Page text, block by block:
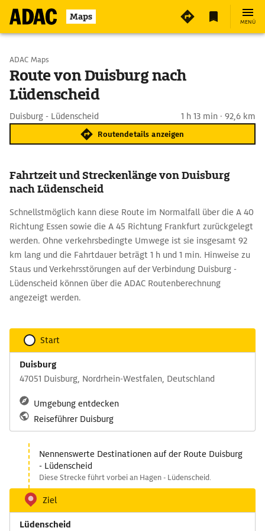
Maps MENÜ
Start wählen
Ziel eingeben
ADAC Maps
Route von Duisburg nach
Lüdenscheid
Duisburg - Lüdenscheid 1 h 13 min · 92,6 km
Routendetails anzeigen
Fahrtzeit und Streckenlänge von Duisburg
nach Lüdenscheid
Schnellstmöglich kann diese Route im Normalfall über die A 40
Richtung Essen sowie die A 45 Richtung Frankfurt zurückgelegt
werden. Ohne verkehrsbedingte Umwege ist sie insgesamt 92
km lang und die Fahrtdauer beträgt 1 h und 1 min. Hinweise zu
Staus und Verkehrsstörungen auf der Verbindung Duisburg -
Lüdenscheid können über die ADAC Routenberechnung
angezeigt werden.
Start
Duisburg
47051 Duisburg, Nordrhein-Westfalen, Deutschland
Umgebung entdecken
Reiseführer Duisburg
Nennenswerte Destinationen auf der Route Duisburg
- Lüdenscheid
Diese Strecke führt vorbei an Hagen - Lüdenscheid.
Ziel
Lüdenscheid